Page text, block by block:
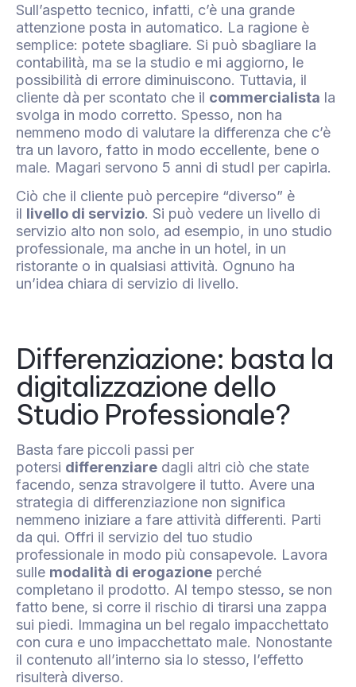
Sull’aspetto tecnico, infatti, c’è una grande
attenzione posta in automatico. La ragione è
semplice: potete sbagliare. Si può sbagliare la
contabilità, ma se la studio e mi aggiorno, le
possibilità di errore diminuiscono. Tuttavia, il
cliente dà per scontato che il commercialista la
svolga in modo corretto. Spesso, non ha
nemmeno modo di valutare la differenza che c’è
tra un lavoro, fatto in modo eccellente, bene o
male. Magari servono 5 anni di studI per capirla.
Ciò che il cliente può percepire “diverso” è
il livello di servizio. Si può vedere un livello di
servizio alto non solo, ad esempio, in uno studio
professionale, ma anche in un hotel, in un
ristorante o in qualsiasi attività. Ognuno ha
un’idea chiara di servizio di livello.
Differenziazione: basta la
digitalizzazione dello
Studio Professionale?
Basta fare piccoli passi per
potersi differenziare dagli altri ciò che state
facendo, senza stravolgere il tutto. Avere una
strategia di differenziazione non significa
nemmeno iniziare a fare attività differenti. Parti
da qui. Offri il servizio del tuo studio
professionale in modo più consapevole. Lavora
sulle modalità di erogazione perché
completano il prodotto. Al tempo stesso, se non
fatto bene, si corre il rischio di tirarsi una zappa
sui piedi. Immagina un bel regalo impacchettato
con cura e uno impacchettato male. Nonostante
il contenuto all’interno sia lo stesso, l’effetto
risulterà diverso.